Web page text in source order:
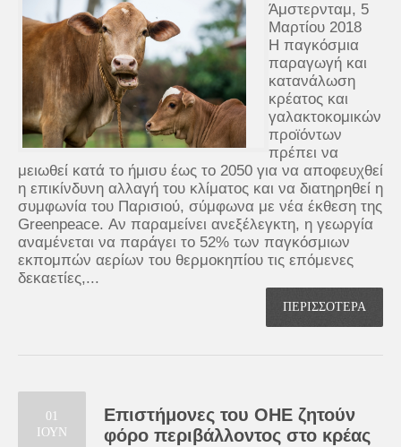
Άμστερνταμ, 5
Μαρτίου 2018
Η παγκόσμια
παραγωγή και
κατανάλωση
κρέατος και
γαλακτοκομικών
προϊόντων
πρέπει να
μειωθεί κατά το ήμισυ έως το 2050 για να αποφευχθεί
η επικίνδυνη αλλαγή του κλίματος και να διατηρηθεί η
συμφωνία του Παρισιού, σύμφωνα με νέα έκθεση της
Greenpeace. Αν παραμείνει ανεξέλεγκτη, η γεωργία
αναμένεται να παράγει το 52% των παγκόσμιων
εκπομπών αερίων του θερμοκηπίου τις επόμενες
δεκαετίες,...
ΠΕΡΙΣΣΟΤΕΡΑ
01
ΙΟΥΝ
Επιστήμονες του ΟΗΕ ζητούν
φόρο περιβάλλοντος στο κρέας